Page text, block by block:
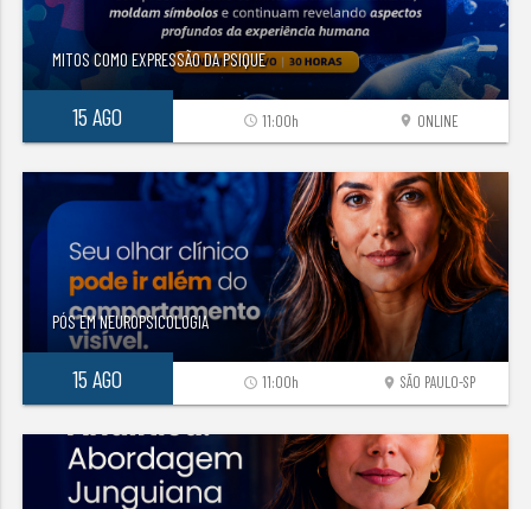
MITOS COMO EXPRESSÃO DA PSIQUE
15 AGO location_on ONLINE
access_time 11:00h
PÓS EM NEUROPSICOLOGIA
15 AGO location_on SÃO PAULO-SP
access_time 11:00h